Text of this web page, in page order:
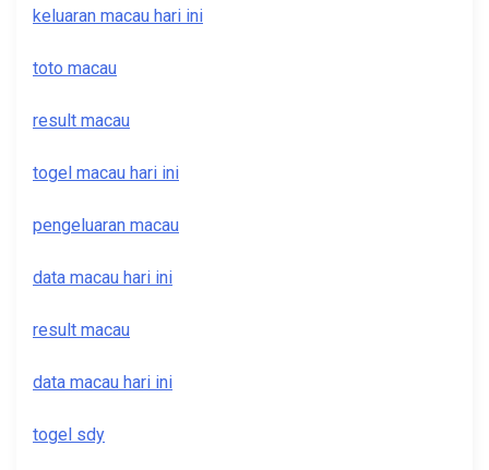
keluaran macau hari ini
toto macau
result macau
togel macau hari ini
pengeluaran macau
data macau hari ini
result macau
data macau hari ini
togel sdy